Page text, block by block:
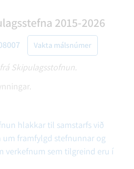
2015-2026
Vakta málsnúmer
Skipulagsstofnun.
hlakkar til samstarfs við
um framfylgd stefnunnar og
verkefnum sem tilgreind eru í